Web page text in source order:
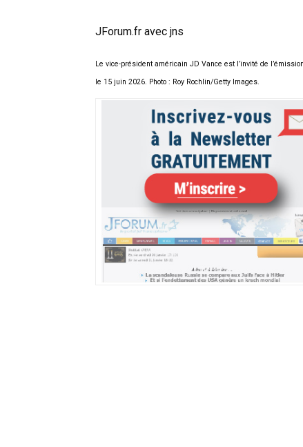
JForum.fr avec jns
Le vice-président américain JD Vance est l’invité de
le 15 juin 2026. Photo : Roy Rochlin/Getty Images.